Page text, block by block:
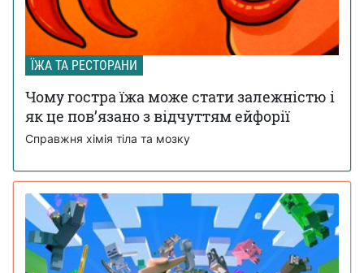
ЇЖА ТА РЕСТОРАНИ
Чому гостра їжа може стати залежністю і
як це пов’язано з відчуттям ейфорії
Справжня хімія тіла та мозку